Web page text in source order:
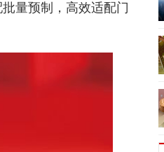
量预制，高效适配门